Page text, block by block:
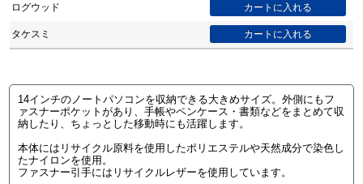
ログウッド
タケスミ
14インチのノートパソコンを収納できる大きめサイズ。外側にもフ
ァスナーポケットがあり、手帳やペンケース・書類などをまとめて収
納したり、ちょっとした移動時にも活躍します。
本体にはリサイクル原料を使用したポリエステルや天然成分で染色し
たナイロンを使用。
ファスナー引手にはリサイクルレザーを使用しています。